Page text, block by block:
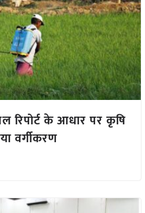
रिपोर्ट के आधार पर कृषि
वर्गीकरण